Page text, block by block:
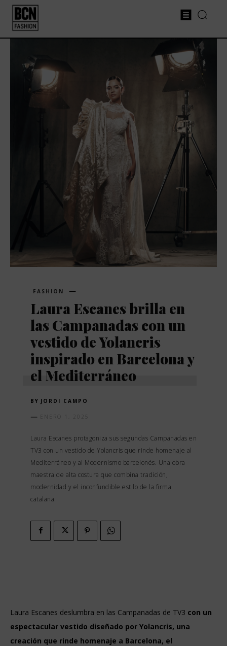
FASHION
Laura Escanes brilla en
las Campanadas con un
vestido de Yolancris
inspirado en Barcelona y
el Mediterráneo
BY JORDI CAMPO
ENERO 1, 2025
Laura Escanes protagoniza sus segundas Campanadas en
TV3 con un vestido de Yolancris que rinde homenaje al
Mediterráneo y al Modernismo barcelonés. Una obra
maestra de alta costura que combina tradición,
modernidad y el inconfundible estilo de la firma
catalana.
Laura Escanes deslumbra en las Campanadas de TV3 con un
espectacular vestido diseñado por Yolancris, una
creación que rinde homenaje a Barcelona, el